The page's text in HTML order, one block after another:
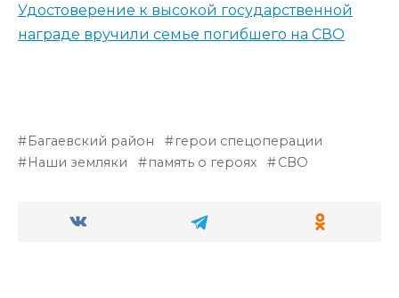
Удостоверение к высокой государственной
награде вручили семье погибшего на СВО
Багаевский район
герои спецоперации
Наши земляки
память о героях СВО